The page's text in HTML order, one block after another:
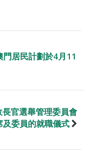
居民計劃於4月11
官選舉管理委員會
及委員的就職儀式